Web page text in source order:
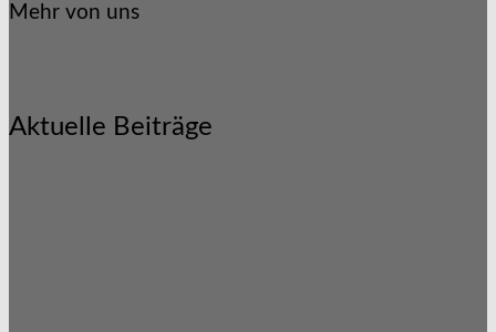
Mehr von uns
Aktuelle Beiträge